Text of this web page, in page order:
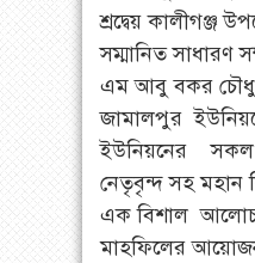
শ্রদ্বেয় কালীগঞ্জ
সম্মানিত
এম আবু বকর
জামালপুর
ইউনিয়নের সকল
নেতৃবৃন্দ সহ মহান
এক বিশাল
মাহফিলের